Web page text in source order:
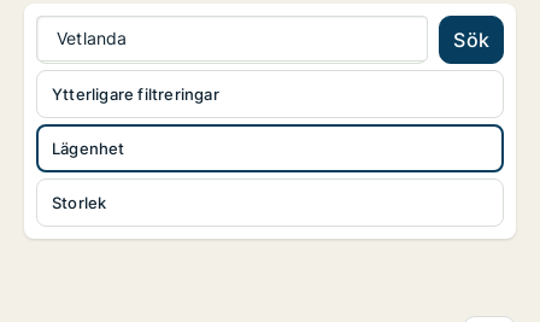
Vetlanda Sök
Lägenhet
Storlek
Ytterligare filtreringar